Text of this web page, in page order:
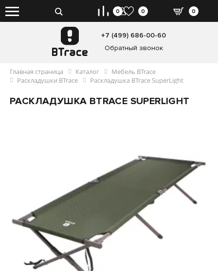
+7 (499) 686-00-60
Обратный звонок
0
0 0
Главная страница Каталог
Мебель BTrace
Раскладушки BTrace
Раскладушка BTrace SuperLight
РАСКЛАДУШКА BTRACE SUPERLIGHT